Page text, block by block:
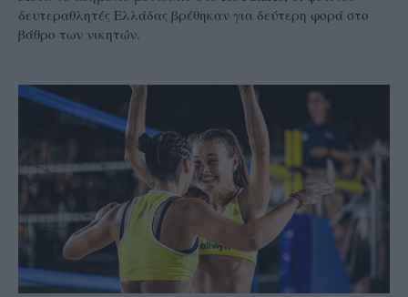
δευτεραθλητές Ελλάδας βρέθηκαν για δεύτερη φορά στο
βάθρο των νικητών.